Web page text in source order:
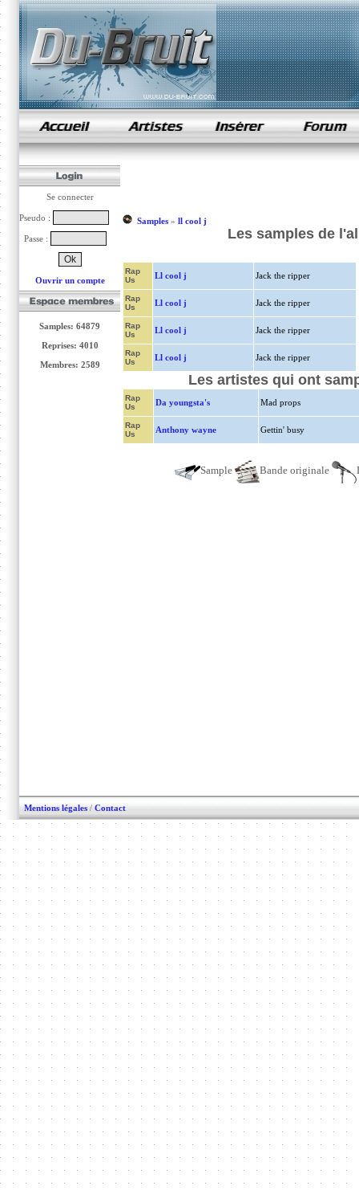
samples de rap
Se connecter
Pseudo :
Passe :
Ouvrir un compte
Samples: 64879
Reprises: 4010
Membres: 2589
Samples» ll cool j
Les samples de
Rap
Us
Ll cool j Jack the ripper
Rap
Us
Ll cool j Jack the ripper
Rap
Us
Ll cool j Jack the ripper
Rap
Us
Ll cool j Jack the ripper
Les artistes qui ont
Rap
Us
Da youngsta's Mad props
Rap
Us
Anthony wayne Gettin' busy
Sample Bande originale
Mentions légales / Contact